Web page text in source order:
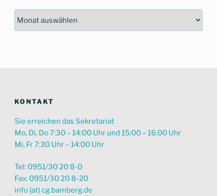
Zeitraum
KONTAKT
Sie erreichen das Sekretariat
Mo, Di, Do 7:30 – 14:00 Uhr und 15:00 – 16:00 Uhr
Mi, Fr 7:30 Uhr – 14:00 Uhr
Tel: 0951/30 20 8-0
Fax: 0951/30 20 8-20
info (at) cg.bamberg.de